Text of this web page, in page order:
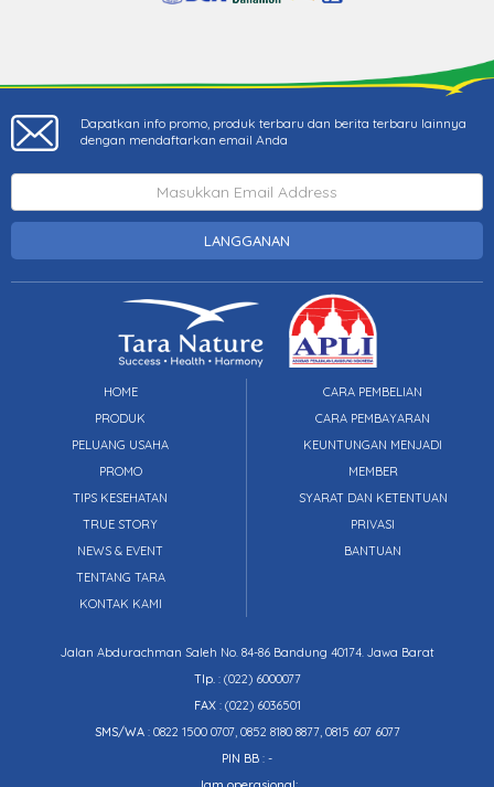
Dapatkan info promo, produk terbaru dan berita terbaru lainnya
dengan mendaftarkan email Anda
LANGGANAN
HOME
PRODUK
PELUANG USAHA
PROMO
TIPS KESEHATAN
TRUE STORY
NEWS & EVENT
TENTANG TARA
KONTAK KAMI
CARA PEMBELIAN
CARA PEMBAYARAN
KEUNTUNGAN MENJADI
MEMBER
SYARAT DAN KETENTUAN
PRIVASI
BANTUAN
Jalan Abdurachman Saleh No. 84-86 Bandung 40174. Jawa Barat
Tlp. : (022) 6000077
FAX: (022) 6036501
SMS/WA: 0822 1500 0707, 0852 8180 8877, 0815 607 6077
PIN BB : -